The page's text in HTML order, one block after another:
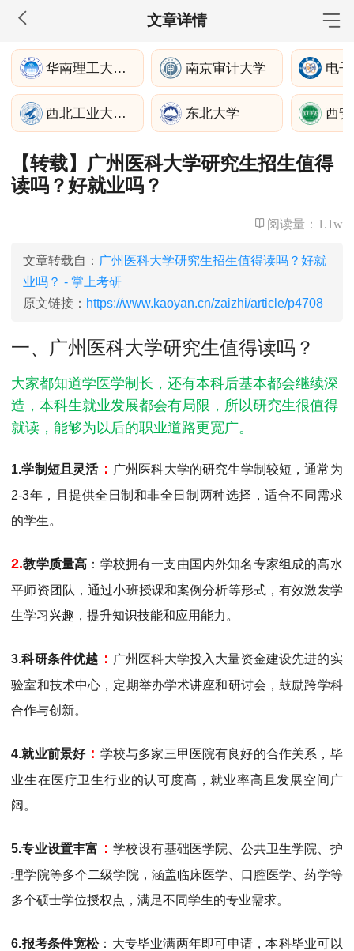
文章详情
MBA工商管理
院校库 考试报名 招生政策 学制学费
报名流程
考试真题
报考经验 招生简章
MEM工程管理
院校库 考试报名 招生政策
MPA公共管理
院校库 考试报名
MPAcc会计专硕
院校库 考试报名 招生政策 学制学费
报名流程
考试真题
报考经验 招生简章
院校库 考试报名 招生政策 学制学费
报名流程
考试真题
华南理工大学经济与金融学院 南京审计大学 电
西北工业大学苏州 东北大学 西
【转载】广州医科大学研究生招生值得
读吗？好就业吗？
阅读量： 1.1w
文章转载自： 广州医科大学研究生招生值得读吗？好就
业吗？ - 掌上考研
原文链接： https://www.kaoyan.cn/zaizhi/article/p4708
一、广州医科大学研究生值得读吗？
大家都知道学医学制长，还有本科后基本都会继续深
造，本科生就业发展都会有局限，所以研究生很值得
就读，能够为以后的职业道路更宽广。
1.学制短且灵活‌： 广州医科大学的研究生学制较短，通常为
2-3年，且提供全日制和非全日制两种选择，适合不同需求
的学生‌。
‌2.教学质量高 ：学校拥有一支由国内外知名专家组成的高水
平师资团队，通过小班授课和案例分析等形式，有效激发学
生学习兴趣，提升知识技能和应用能力‌。
3.科研条件优越 ‌： 广州医科大学投入大量资金建设先进的实
验室和技术中心，定期举办学术讲座和研讨会，鼓励跨学科
合作与创新‌。
4.就业前景好‌： 学校与多家三甲医院有良好的合作关系，毕
业生在医疗卫生行业的认可度高，就业率高且发展空间广
阔‌。
5.专业设置丰富 ‌： 学校设有基础医学院、公共卫生学院、护
理学院等多个二级学院，涵盖临床医学、口腔医学、药学等
多个硕士学位授权点，满足不同学生的专业需求‌。
6.报考条件宽松：大专毕业满两年即可申请，本科毕业可以